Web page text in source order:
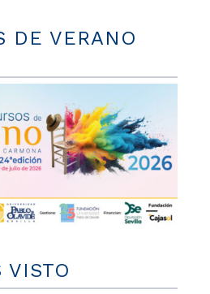
DE VERANO
VISTO